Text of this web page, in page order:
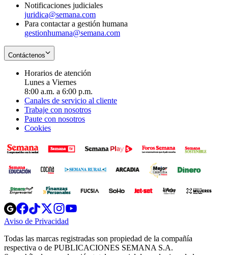
Notificaciones judiciales
juridica@semana.com
Para contactar a gestión humana
gestionhumana@semana.com
Contáctenos
Horarios de atención
Lunes a Viernes
8:00 a.m. a 6:00 p.m.
Canales de servicio al cliente
Trabaje con nosotros
Paute con nosotros
Cookies
Opens
in
new
Opens
in
new
Opens
in
new
window
Opens
new
windowwindow
Aviso de Privacidad
new
window
Todas las marcas registradas son propiedad de la compañía
respectiva o de PUBLICACIONES SEMANA S.A.